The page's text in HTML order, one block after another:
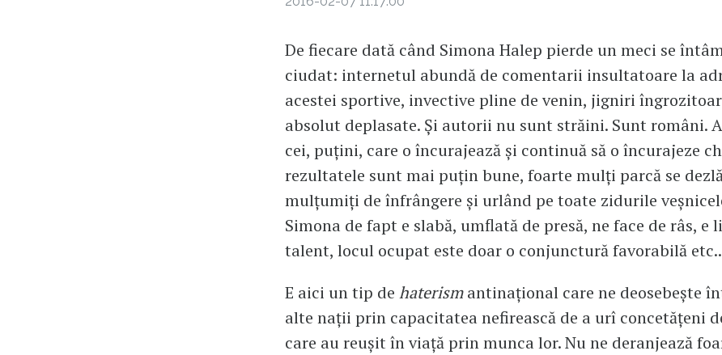
De fiecare dată când Simona Halep pierde un meci se
ciudat: internetul abundă de comentarii insultatoare la
acestei sportive, invective pline de venin, jigniri
absolut deplasate. Și autorii nu sunt străini. Sunt români.
cei, puțini, care o încurajează și continuă să o încurajeze
rezultatele sunt mai puțin bune, foarte mulți parcă se
mulțumiți de înfrângere și urlând pe toate zidurile
Simona de fapt e slabă, umflată de presă, ne face de râs, e
talent, locul ocupat este doar o conjunctură favorabilă
E aici un tip de haterismantinațional care ne deosebește
alte nații prin capacitatea nefirească de a urî concetățeni
care au reușit în viață prin munca lor. Nu ne deranjează